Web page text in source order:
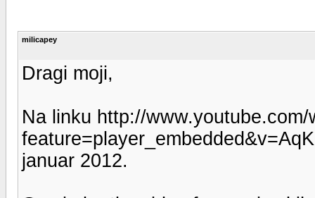
milicapey
Dragi moji,
Na linku http://www.youtube.com/
januar 2012.